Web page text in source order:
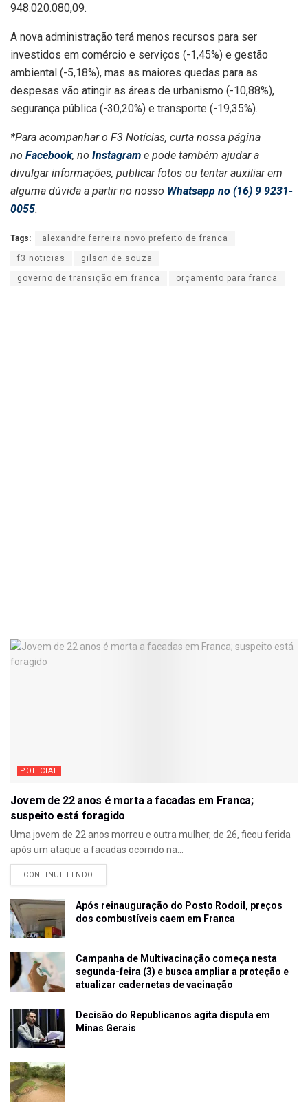
948.020.080,09.
A nova administração terá menos recursos para ser
investidos em comércio e serviços (-1,45%) e gestão
ambiental (-5,18%), mas as maiores quedas para as
despesas vão atingir as áreas de urbanismo (-10,88%),
segurança pública (-30,20%) e transporte (-19,35%).
*Para acompanhar o F3 Notícias, curta nossa página
no Facebook, no Instagram e pode também ajudar a
divulgar informações, publicar fotos ou tentar auxiliar em
alguma dúvida a partir no nosso Whatsapp no (16) 9 9231-
0055.
Tags: alexandre ferreira novo prefeito de franca
f3 noticias gilson de souza
governo de transição em franca orçamento para franca
POLICIAL
Jovem de 22 anos é morta a facadas em Franca;
suspeito está foragido
Uma jovem de 22 anos morreu e outra mulher, de 26, ficou ferida
após um ataque a facadas ocorrido na...
CONTINUE LENDO
Após reinauguração do Posto Rodoil, preços
dos combustíveis caem em Franca
Campanha de Multivacinação começa nesta
segunda-feira (3) e busca ampliar a proteção e
atualizar cadernetas de vacinação
Decisão do Republicanos agita disputa em
Minas Gerais